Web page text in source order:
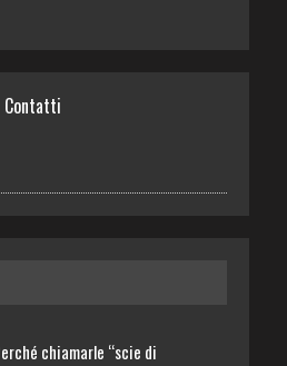
Contatti
chiamarle “scie di